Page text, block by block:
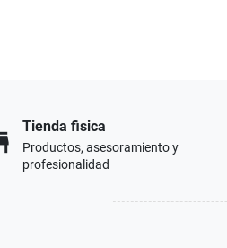
Tienda fisica
Productos, asesoramiento y
profesionalidad